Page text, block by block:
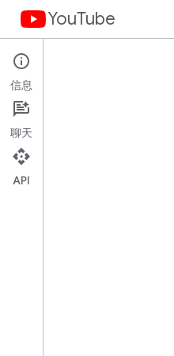
YouTube
向您的网站和应用添加
首页
允许用户观
信息
聊天
API